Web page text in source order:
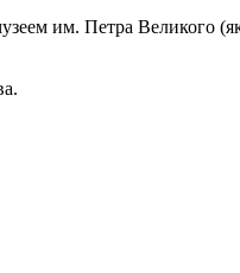
им. Петра Великого